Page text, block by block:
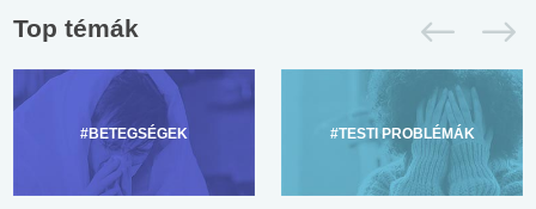
Top témák
#BETEGSÉGEK #TESTI PROBLÉMÁK